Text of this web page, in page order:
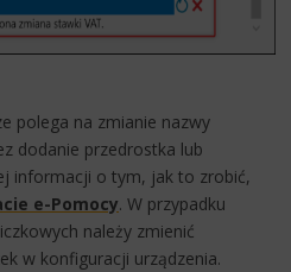
polega na zmianie nazwy
dodanie przedrostka lub
informacji o tym, jak to zrobić,
e-Pomocy​. W przypadku
należy zmienić
w konfiguracji urządzenia.